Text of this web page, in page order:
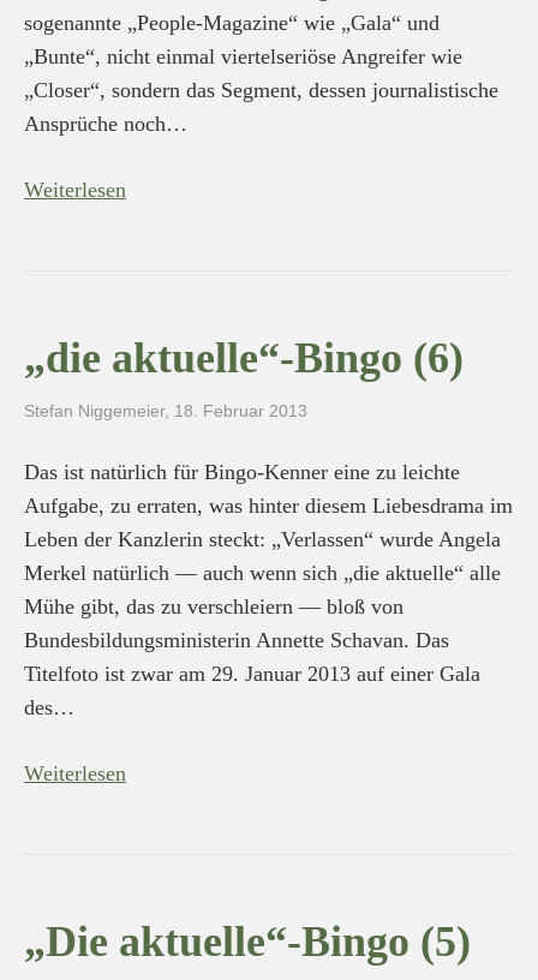
sogenannte „People-Magazine“ wie „Gala“ und
„Bunte“, nicht einmal viertelseriöse Angreifer wie
„Closer“, sondern das Segment, dessen journalistische
Ansprüche noch…
Weiterlesen
„die aktuelle“-Bingo (6)
Stefan Niggemeier, 18. Februar 2013
Das ist natürlich für Bingo-Kenner eine zu leichte
Aufgabe, zu erraten, was hinter diesem Liebesdrama im
Leben der Kanzlerin steckt: „Verlassen“ wurde Angela
Merkel natürlich — auch wenn sich „die aktuelle“ alle
Mühe gibt, das zu verschleiern — bloß von
Bundesbildungsministerin Annette Schavan. Das
Titelfoto ist zwar am 29. Januar 2013 auf einer Gala
des…
Weiterlesen
„Die aktuelle“-Bingo (5)